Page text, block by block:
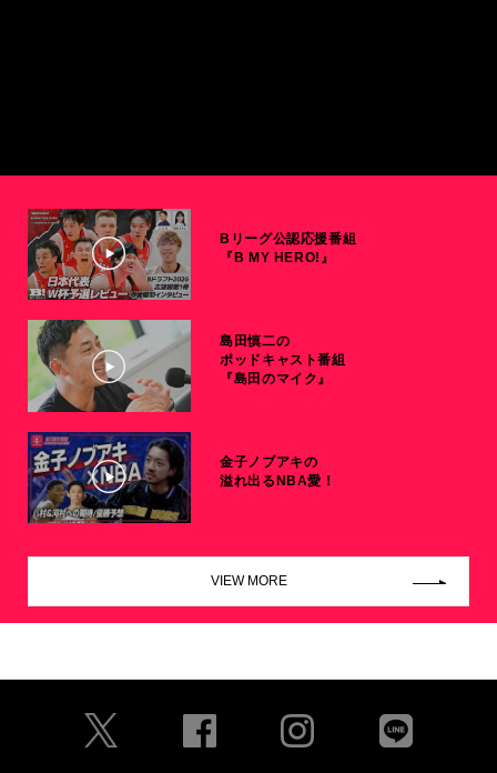
Bリーグ公認応援番組
『B MY HERO!』
島田慎二の
ポッドキャスト番組
『島田のマイク』
金子ノブアキの
溢れ出るNBA愛！
VIEW MORE